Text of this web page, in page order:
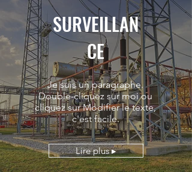
SURVEILLAN
CE
Je suis un paragraphe.
Double-cliquez sur moi ou
cliquez sur Modifier le texte,
c'est facile.
Lire plus ▸